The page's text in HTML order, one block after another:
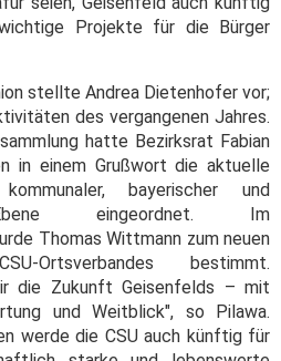
Projekte für die Bürger
stellte Andrea Dietenhofer vor;
des vergangenen Jahres.
hatte Bezirksrat Fabian
in einem Grußwort die aktuelle
bayerischer und
eingeordnet. Im
Thomas Wittmann zum neuen
Ortsverbandes bestimmt.
die Zukunft Geisenfelds – mit
und Weitblick", so Pilawa.
werde die CSU auch künftig für